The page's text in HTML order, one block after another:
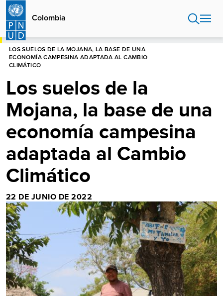
Pasar
contenido
principal
Colombia
HOME
LOS SUELOS DE LA MOJANA, LA BASE DE UNA
ECONOMÍA CAMPESINA ADAPTADA AL CAMBIO
CLIMÁTICO
Los suelos de la
Mojana, la base de una
economía campesina
adaptada al Cambio
Climático
22 DE JUNIO DE 2022